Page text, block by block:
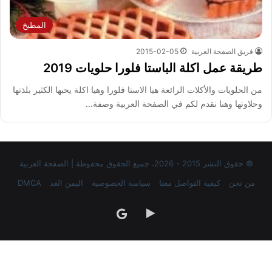
المطبخ
فريق الصفحة العربية 2015-02-05
طريقة عمل اكلة الباستا فلورا حلويات 2019
من الحلويات والأكلات الرائعة هيا الاستا فلورا وهيا اكلة يحبها الكثير بلذتها
وحلاوتها وهنا نقدم لكم في الصفحة العربية وصفة…
© حقوق النشر 2015 - 2026، جميع الحقوق محفوظة | الصفحة العربية
من نحن
كيفية التواصل معنا سياسة الخصوصية اليمن الغد DMCA
‏Google
Play
google
news